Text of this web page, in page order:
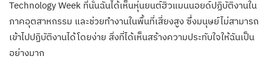
Technology Week ที่นั่นฉันได้เห็นหุ่นยนต์ฮิวแมนนอยด์ปฏิบัติงานใน
ภาคอุตสาหกรรม และช่วยทำงานในพื้นที่เสี่ยงสูง ซึ่งมนุษย์ไม่สามารถ
เข้าไปปฏิบัติงานได้โดยง่าย สิ่งที่ได้เห็นสร้างความประทับใจให้ฉันเป็น
อย่างมาก